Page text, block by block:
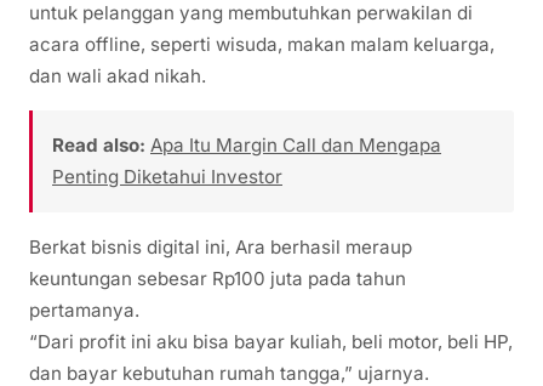
untuk pelanggan yang membutuhkan perwakilan di
acara offline, seperti wisuda, makan malam keluarga,
dan wali akad nikah.
Read also: Apa Itu Margin Call dan Mengapa
Penting Diketahui Investor
Berkat bisnis digital ini, Ara berhasil meraup
keuntungan sebesar Rp100 juta pada tahun
pertamanya.
“Dari profit ini aku bisa bayar kuliah, beli motor, beli HP,
dan bayar kebutuhan rumah tangga,” ujarnya.